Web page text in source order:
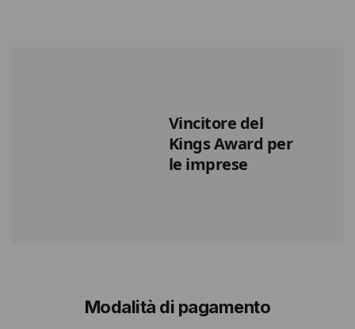
Vincitore del
Kings Award per
le imprese
Modalità di pagamento